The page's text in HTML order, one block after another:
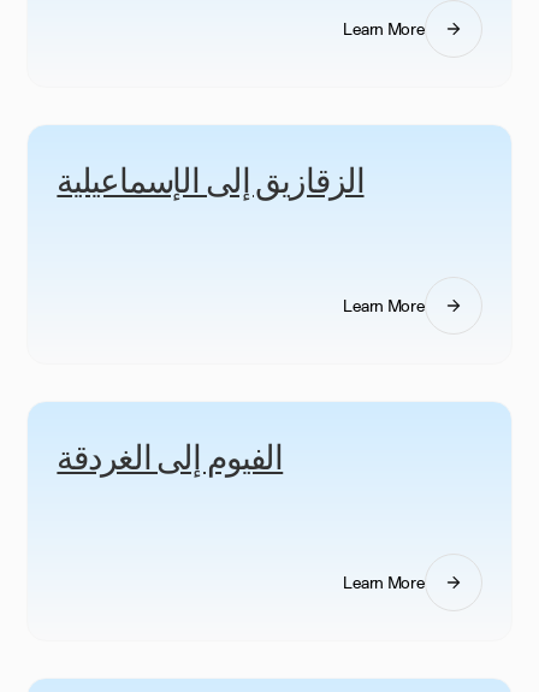
Learn More
الزقازيق إلى الإسماعيلية
Learn More
الفيوم إلى الغردقة
Learn More